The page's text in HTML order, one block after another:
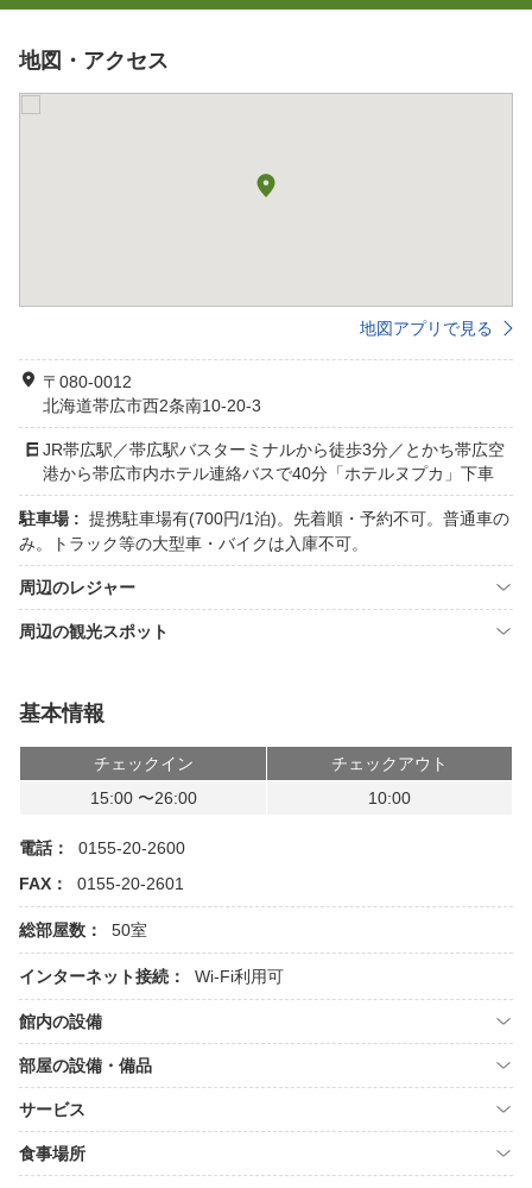
地図・アクセス
地図アプリで見る
〒080-0012
北海道帯広市西2条南10-20-3
JR帯広駅／帯広駅バスターミナルから徒歩3分／とかち帯広空
港から帯広市内ホテル連絡バスで40分「ホテルヌプカ」下車
駐車場 : 提携駐車場有(700円/1泊)。先着順・予約不可。普通車の
み。トラック等の大型車・バイクは入庫不可。
周辺のレジャー
周辺の観光スポット
基本情報
チェックイン
チェックアウト
15:00 〜26:00
10:00
電話：
0155-20-2600
FAX：
0155-20-2601
総部屋数： 50室
インターネット接続： Wi-Fi利用可
館内の設備
部屋の設備・備品
サービス
食事場所